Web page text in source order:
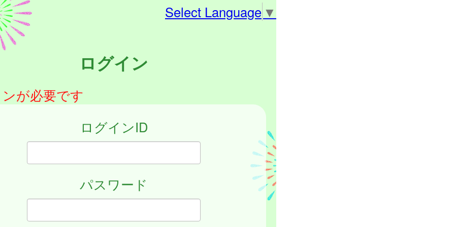
Select Language ▼
ログイン
が必要です
ログインID
パスワード